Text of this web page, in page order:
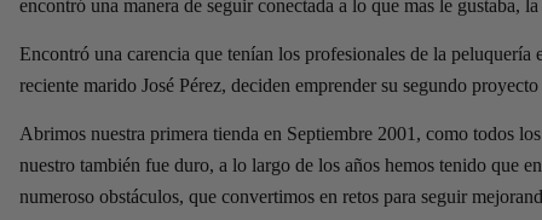
encontró una manera de seguir conectada a lo que mas le gustaba,
Encontró una carencia que tenían los profesionales de la peluquería
reciente marido José Pérez, deciden emprender su segundo
Abrimos nuestra primera tienda en Septiembre 2001, como todos
nuestro también fue duro, a lo largo de los años hemos tenido que
numeroso obstáculos, que convertimos en retos para seguir